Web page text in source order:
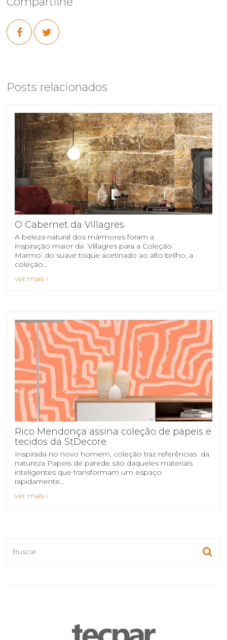
Posts relacionados
O Cabernet da Villagres
A beleza natural dos mármores foram a
inspiração maior da Villagres para a Coleção
Marmo: do suave toque acetinado ao alto brilho, a
coleção...
ver mais ›
Rico Mendonça assina coleção de papeis e
tecidos da StDecore
Inspirada no novo homem, coleção traz referências da
natureza Papeis de parede são daqueles materiais
inteligentes que transformam um espaço
rapidamente...
ver mais ›